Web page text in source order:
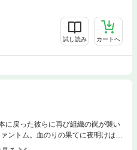
試し読み カートへ
に戻った彼らに再び組織の罠が襲い
トム。血のりの果てに夜明けは見
。